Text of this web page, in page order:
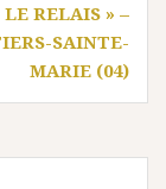
RELAIS » –
SAINTE-
MARIE (04)